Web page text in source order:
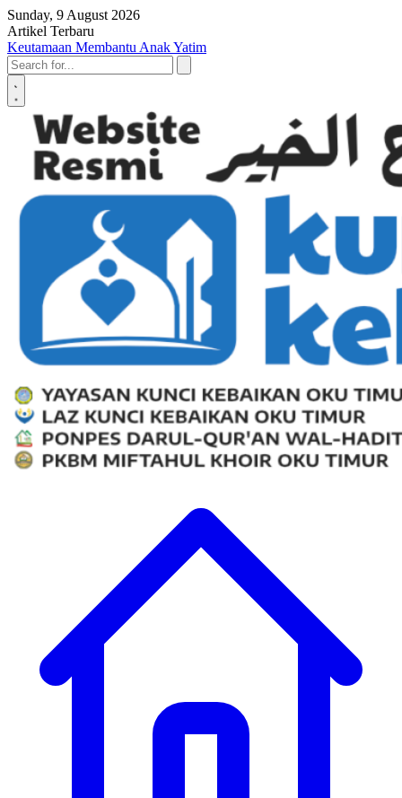
Skip to content
Sunday, 9 August 2026
Artikel Terbaru
Penyerahan SK LAZ Kunci Kebaikan OKU Timur, Tonggak Baru
Penguatan Pelayanan Umat